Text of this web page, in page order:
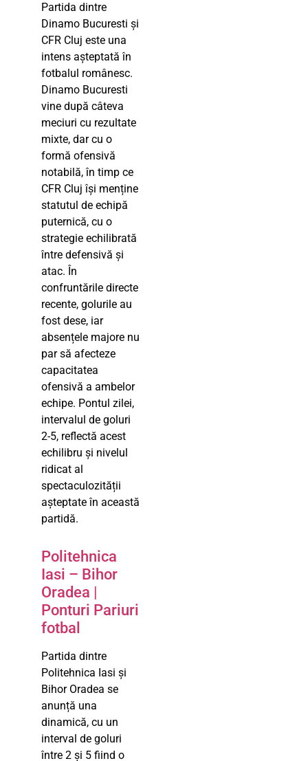
Partida dintre
Dinamo Bucuresti și
CFR Cluj este una
intens așteptată în
fotbalul românesc.
Dinamo Bucuresti
vine după câteva
meciuri cu rezultate
mixte, dar cu o
formă ofensivă
notabilă, în timp ce
CFR Cluj își menține
statutul de echipă
puternică, cu o
strategie echilibrată
între defensivă și
atac. În
confruntările directe
recente, golurile au
fost dese, iar
absențele majore nu
par să afecteze
capacitatea
ofensivă a ambelor
echipe. Pontul zilei,
intervalul de goluri
2-5, reflectă acest
echilibru și nivelul
ridicat al
spectaculozității
așteptate în această
partidă.
Politehnica
Iasi – Bihor
Oradea |
Ponturi Pariuri
fotbal
Partida dintre
Politehnica Iasi și
Bihor Oradea se
anunță una
dinamică, cu un
interval de goluri
între 2 și 5 fiind o